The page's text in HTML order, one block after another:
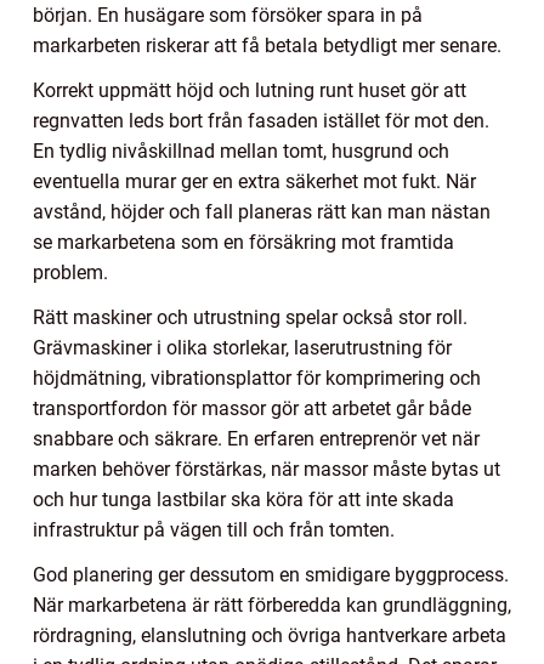
början. En husägare som försöker spara in på
markarbeten riskerar att få betala betydligt mer senare.
Korrekt uppmätt höjd och lutning runt huset gör att
regnvatten leds bort från fasaden istället för mot den.
En tydlig nivåskillnad mellan tomt, husgrund och
eventuella murar ger en extra säkerhet mot fukt. När
avstånd, höjder och fall planeras rätt kan man nästan
se markarbetena som en försäkring mot framtida
problem.
Rätt maskiner och utrustning spelar också stor roll.
Grävmaskiner i olika storlekar, laserutrustning för
höjdmätning, vibrationsplattor för komprimering och
transportfordon för massor gör att arbetet går både
snabbare och säkrare. En erfaren entreprenör vet när
marken behöver förstärkas, när massor måste bytas ut
och hur tunga lastbilar ska köra för att inte skada
infrastruktur på vägen till och från tomten.
God planering ger dessutom en smidigare byggprocess.
När markarbetena är rätt förberedda kan grundläggning,
rördragning, elanslutning och övriga hantverkare arbeta